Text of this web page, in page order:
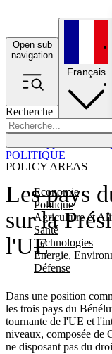
Open sub
navigation
Recherche
POLICY AREAS
Economie
Politique
Agriculture et
Santé
Technologies
Energie,
Défense
Français
Les pays
sur la
l'UE
Dans une position
les trois pays du
tournante de l'UE et
niveaux, composée de
ne disposant pas du
POLITIQUE